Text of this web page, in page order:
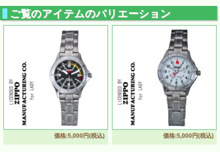
ご覧のアイテムのバリエーション
価格:5,000円(税込) 価格:5,000円(税込)